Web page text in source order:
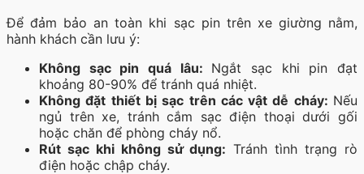
Để đảm bảo an toàn khi sạc pin trên xe giường nằm,
hành khách cần lưu ý:
Không sạc pin quá lâu: Ngắt sạc khi pin đạt
khoảng 80-90% để tránh quá nhiệt.
Không đặt thiết bị sạc trên các vật dễ cháy: Nếu
ngủ trên xe, tránh cắm sạc điện thoại dưới gối
hoặc chăn để phòng cháy nổ.
Rút sạc khi không sử dụng: Tránh tình trạng rò
điện hoặc chập cháy.